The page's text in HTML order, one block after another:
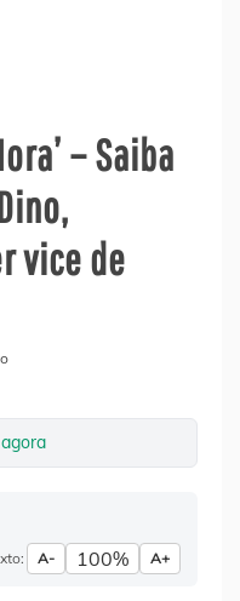
– Saiba
vice de
A- 100% A+